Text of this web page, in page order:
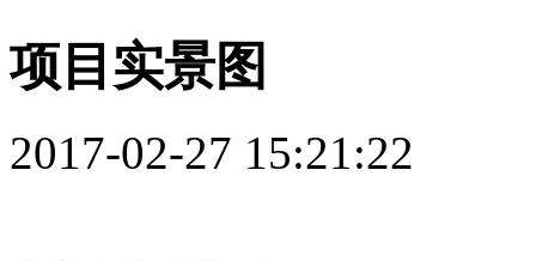
项目实景图
2017-02-27 15:21:22